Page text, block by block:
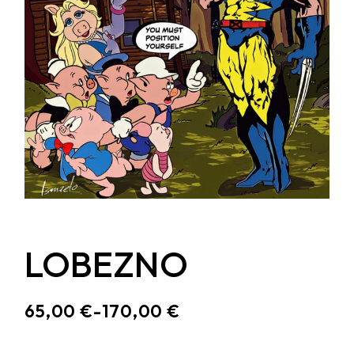
LOBEZNO
65,00 €-170,00 €
RANGO